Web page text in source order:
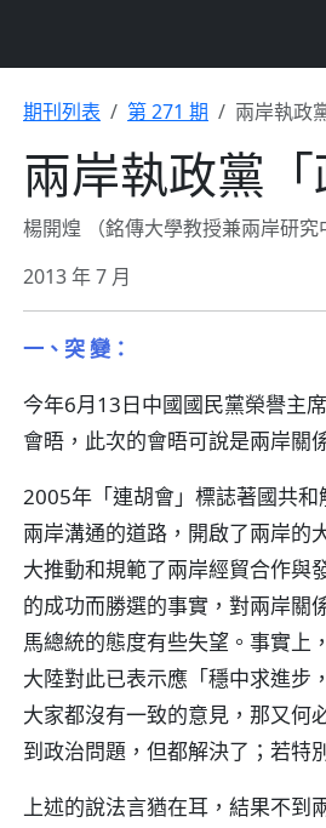
期刊列表 第 271 期 兩岸執政
兩岸執政黨
楊開煌 （銘傳大學教授兼兩岸研究
2013 年 7 月
一、突 變：
今年6月13日中國國民黨榮譽主
會晤，此次的會晤可說是兩岸關
2005年「連胡會」標誌著國共
兩岸溝通的道路，開啟了兩岸的
大推動和規範了兩岸經貿合作與
的成功而勝選的事實，對兩岸關
馬總統的態度有些失望。事實上
大陸對此已表示應「穩中求進步
大家都沒有一致的意見，那又何
到政治問題，但都解決了；若特
上述的說法言猶在耳，結果不到